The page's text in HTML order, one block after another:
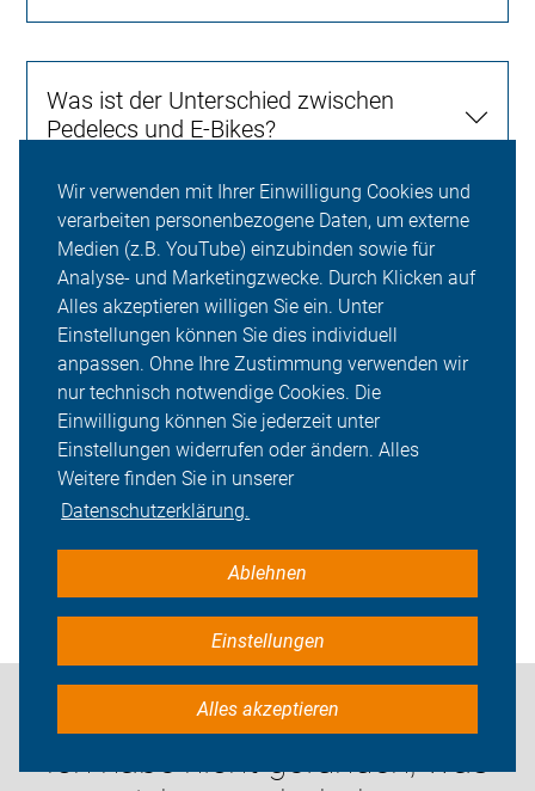
Wir verwenden mit Ihrer Einwilligung Cookies und
verarbeiten personenbezogene Daten, um externe
Medien (z.B. YouTube) einzubinden sowie für
Analyse- und Marketingzwecke. Durch Klicken auf
Alles akzeptieren willigen Sie ein. Unter
Einstellungen können Sie dies individuell
anpassen. Ohne Ihre Zustimmung verwenden wir
nur technisch notwendige Cookies. Die
Einwilligung können Sie jederzeit unter
Einstellungen widerrufen oder ändern. Alles
Weitere finden Sie in unserer
Datenschutzerklärung.
Ablehnen
Einstellungen
Alles akzeptieren
Was ist der Unterschied zwischen
Pedelecs und E-Bikes?
Gibt es vom ADFC empfohlene
Radtouren für meine Reiseplanung?
Wo bekomme ich Radkarten?
Wo finde ich vom ADFC empfohlene
Ich habe nicht gefunden, was